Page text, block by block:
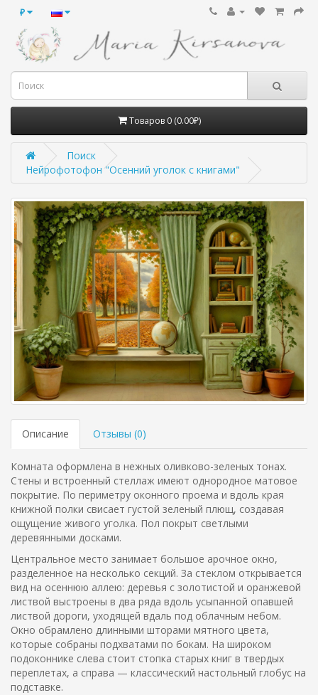
₽
Товаров 0 (0.00₽)
Поиск
Нейрофотофон "Осенний уголок с книгами"
Описание Отзывы (0)
Комната оформлена в нежных оливково-зеленых тонах.
Стены и встроенный стеллаж имеют однородное матовое
покрытие. По периметру оконного проема и вдоль края
книжной полки свисает густой зеленый плющ, создавая
ощущение живого уголка. Пол покрыт светлыми
деревянными досками.
Центральное место занимает большое арочное окно,
разделенное на несколько секций. За стеклом открывается
вид на осеннюю аллею: деревья с золотистой и оранжевой
листвой выстроены в два ряда вдоль усыпанной опавшей
листвой дороги, уходящей вдаль под облачным небом.
Окно обрамлено длинными шторами мятного цвета,
которые собраны подхватами по бокам. На широком
подоконнике слева стоит стопка старых книг в твердых
переплетах, а справа — классический настольный глобус на
подставке.